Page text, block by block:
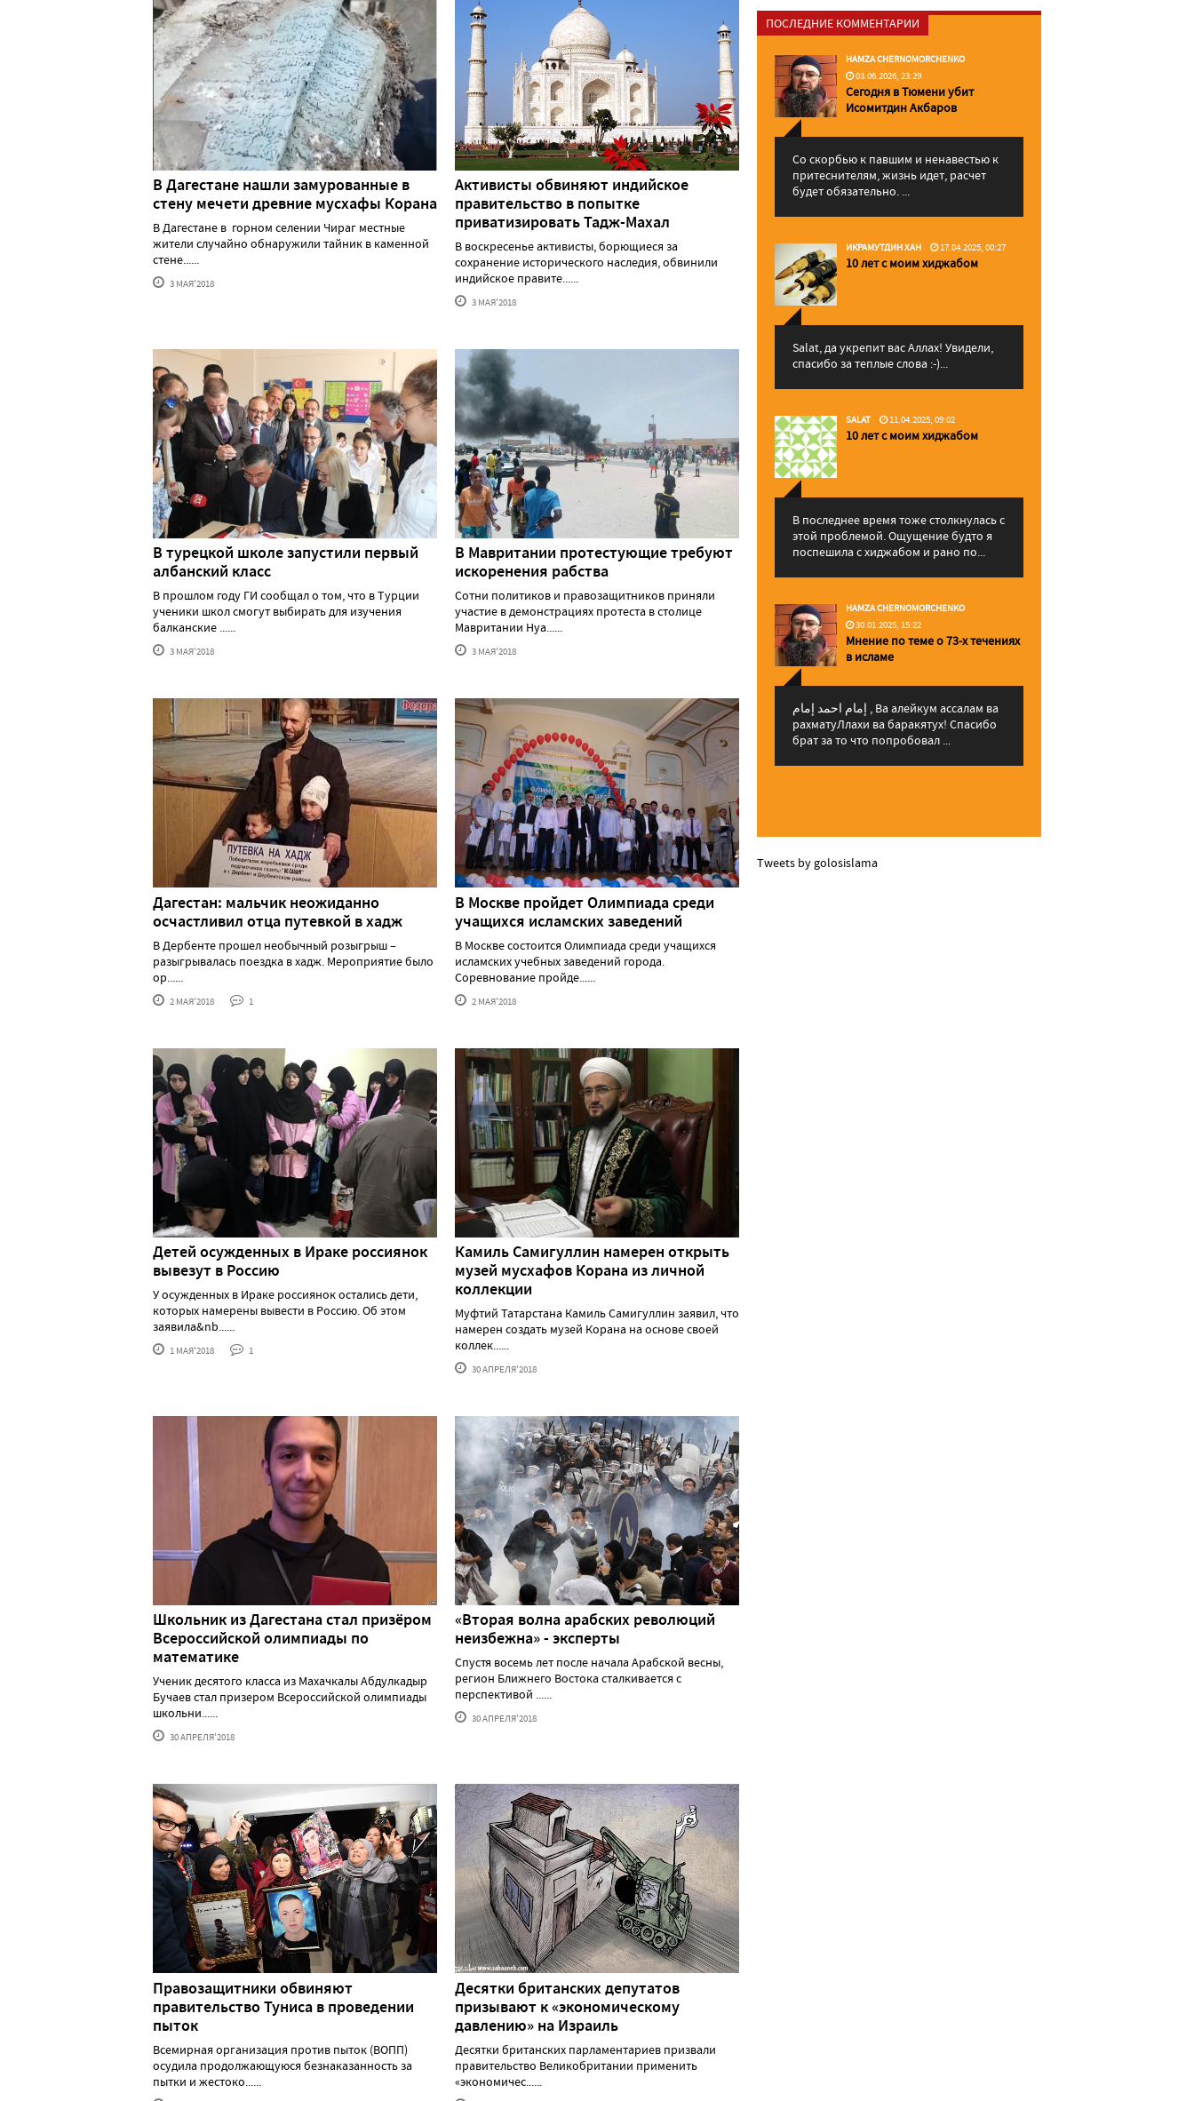
В Дагестане нашли замурованные в
стену мечети древние мусхафы Корана
В Дагестане в горном селении Чираг местные
жители случайно обнаружили тайник в каменной
стене......
3 МАЯ'2018
Активисты обвиняют индийское
правительство в попытке
приватизировать Тадж-Махал
В воскресенье активисты, борющиеся за
сохранение исторического наследия, обвинили
индийское правите......
3 МАЯ'2018
В турецкой школе запустили первый
албанский класс
В прошлом году ГИ сообщал о том, что в Турции
ученики школ смогут выбирать для изучения
балканские ......
3 МАЯ'2018
В Мавритании протестующие требуют
искоренения рабства
Сотни политиков и правозащитников приняли
участие в демонстрациях протеста в столице
Мавритании Нуа......
3 МАЯ'2018
Дагестан: мальчик неожиданно
осчастливил отца путевкой в хадж
В Дербенте прошел необычный розыгрыш –
разыгрывалась поездка в хадж. Мероприятие было
ор......
2 МАЯ'2018 1
В Москве пройдет Олимпиада среди
учащихся исламских заведений
В Москве состоится Олимпиада среди учащихся
исламских учебных заведений города.
Соревнование пройде......
2 МАЯ'2018
Детей осужденных в Ираке россиянок
вывезут в Россию
У осужденных в Ираке россиянок остались дети,
которых намерены вывести в Россию. Об этом
заявила&nb......
1 МАЯ'2018 1
Камиль Самигуллин намерен открыть
музей мусхафов Корана из личной
коллекции
Муфтий Татарстана Камиль Самигуллин заявил, что
намерен создать музей Корана на основе своей
коллек......
30 АПРЕЛЯ'2018
Школьник из Дагестана стал призёром
Всероссийской олимпиады по
математике
Ученик десятого класса из Махачкалы Абдулкадыр
Бучаев стал призером Всероссийской олимпиады
школьни......
30 АПРЕЛЯ'2018
«Вторая волна арабских революций
неизбежна» - эксперты
Спустя восемь лет после начала Арабской весны,
регион Ближнего Востока сталкивается с
перспективой ......
30 АПРЕЛЯ'2018
Правозащитники обвиняют
правительство Туниса в проведении
пыток
Всемирная организация против пыток (ВОПП)
осудила продолжающуюся безнаказанность за
пытки и жестоко......
Десятки британских депутатов
призывают к «экономическому
давлению» на Израиль
Десятки британских парламентариев призвали
правительство Великобритании применить
«экономичес......
ПОСЛЕДНИЕ КОММЕНТАРИИ
HAMZA CHERNOMORCHENKO
03.06.2026, 23:29
Сегодня в Тюмени убит
Исомитдин Акбаров
Со скорбью к павшим и ненавестью к
притеснителям, жизнь идет, расчет
будет обязательно. ...
ИКРАМУТДИН ХАН 17.04.2025, 00:27
10 лет с моим хиджабом
Salat, да укрепит вас Аллаx! Увидели,
спасибо за теплые слова :-)...
SALAT 11.04.2025, 09:02
10 лет с моим хиджабом
В последнее время тоже столкнулась с
этой проблемой. Ощущение будто я
поспешила с хиджабом и рано по...
HAMZA CHERNOMORCHENKO
30.01.2025, 15:22
Мнение по теме о 73-х течениях
в исламе
إمام احمد إمام , Ва алейкум ассалам ва
рахматуЛлахи ва баракятух! Спасибо
брат за то что попробовал ...
Tweets by golosislama